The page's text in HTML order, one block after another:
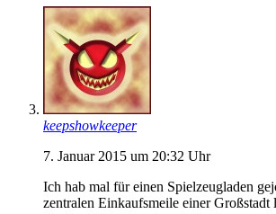
keepshowkeeper
7. Januar 2015 um 20:32 Uhr
Ich hab mal für einen Spielzeugladen
zentralen Einkaufsmeile einer Großstadt